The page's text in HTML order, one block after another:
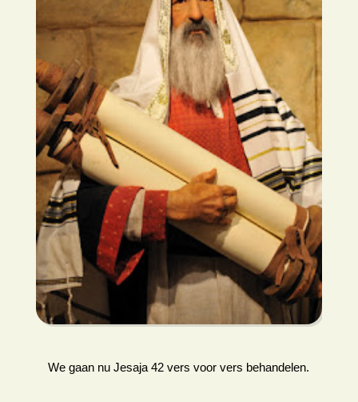
We gaan nu Jesaja 42 vers voor vers behandelen.